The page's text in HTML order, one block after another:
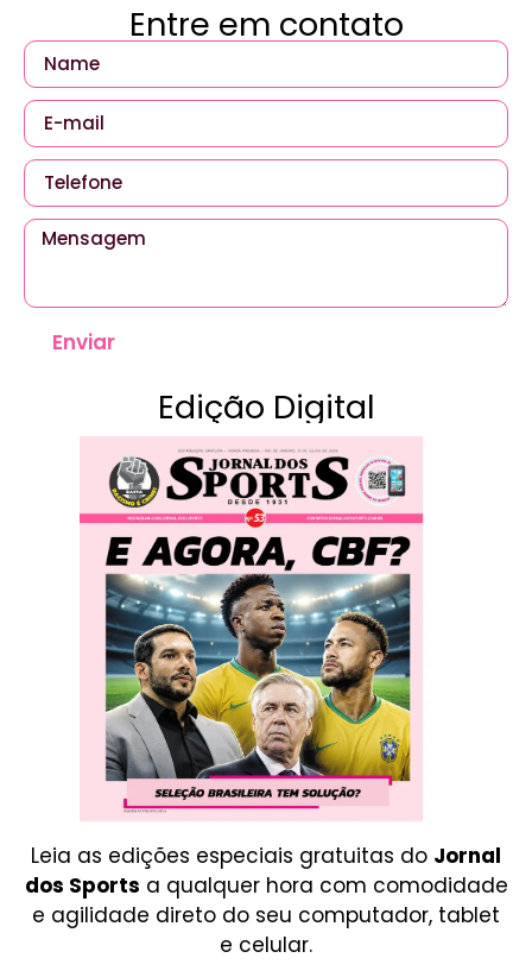
Entre em contato
Enviar
Edição Digital
Leia as edições especiais gratuitas do Jornal
dos Sports a qualquer hora com comodidade
e agilidade direto do seu computador, tablet
e celular.